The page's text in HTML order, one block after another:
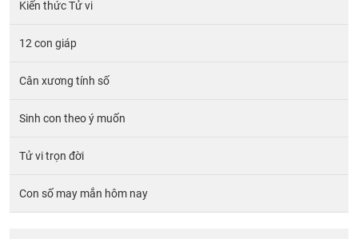
Kiến thức Tử vi
12 con giáp
Cân xương tính số
Sinh con theo ý muốn
Tử vi trọn đời
Con số may mắn hôm nay